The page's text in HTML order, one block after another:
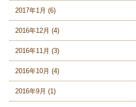
2017年1月 (6)
2016年12月 (4)
2016年11月 (3)
2016年10月 (4)
2016年9月 (1)